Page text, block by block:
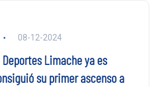
08-12-2024
Deportes Limache ya es
su primer ascenso a